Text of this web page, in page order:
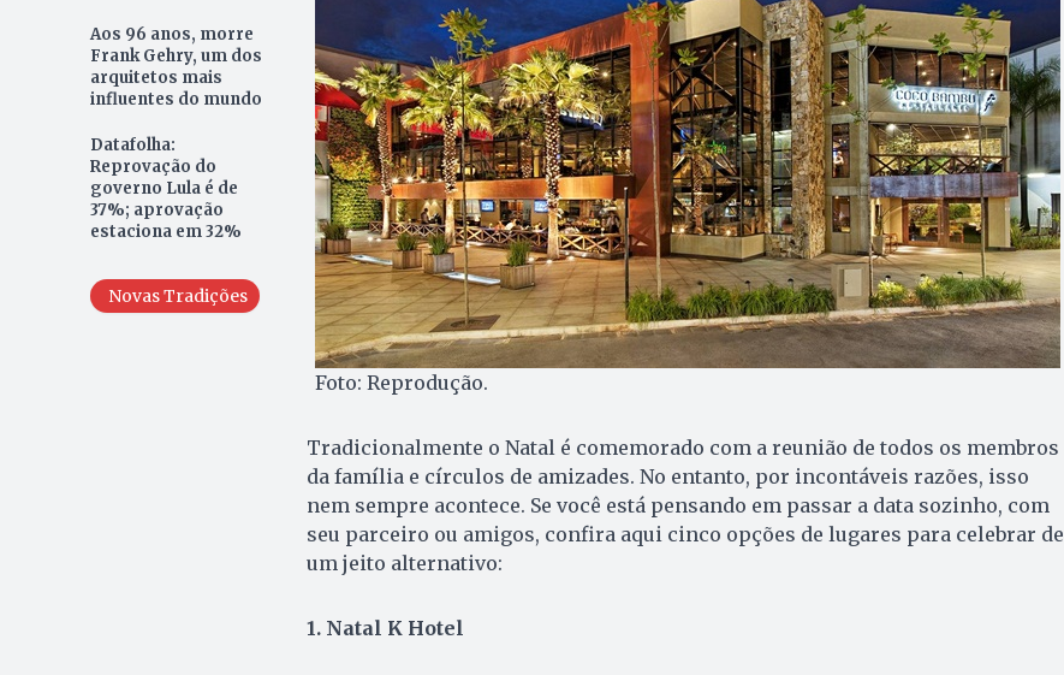
Aos 96 anos, morre
Frank Gehry, um dos
arquitetos mais
influentes do mundo
Datafolha:
Reprovação do
governo Lula é de
37%; aprovação
estaciona em 32%
Novas Tradições
Foto: Reprodução.
Tradicionalmente o Natal é comemorado com a reunião de todos os membros
da família e círculos de amizades. No entanto, por incontáveis razões, isso
nem sempre acontece. Se você está pensando em passar a data sozinho, com
seu parceiro ou amigos, confira aqui cinco opções de lugares para celebrar de
um jeito alternativo:
1. Natal K Hotel